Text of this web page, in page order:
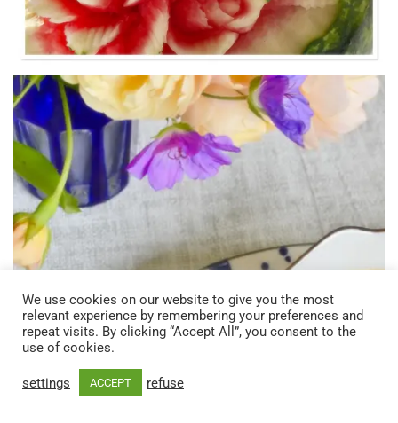
We use cookies on our website to give you the most
relevant experience by remembering your preferences and
repeat visits. By clicking “Accept All”, you consent to the
use of cookies.
settings ACCEPT refuse